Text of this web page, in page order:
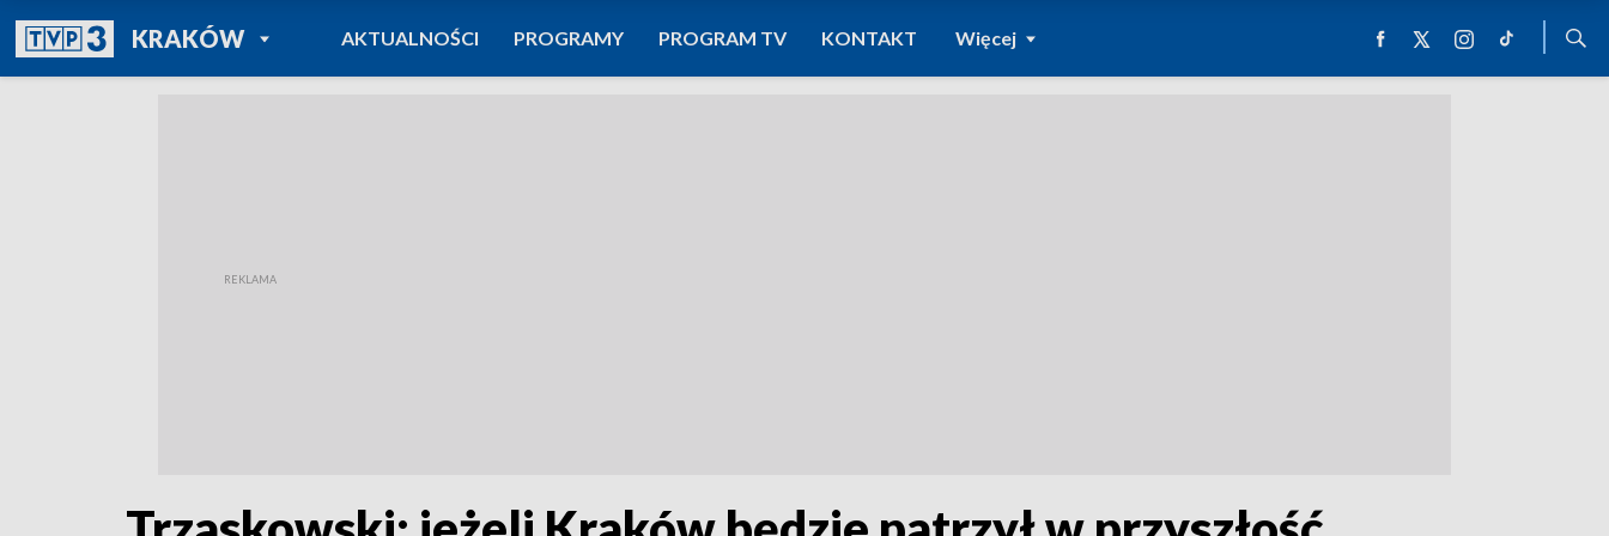
KRAKÓWPOWRÓT DO
TVP REGIONY
AKTUALNOŚCI PROGRAMY PROGRAM TV KONTAKT Więcej